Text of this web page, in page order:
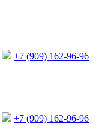
+7 (909) 162-96-96
+7 (909) 162-96-96